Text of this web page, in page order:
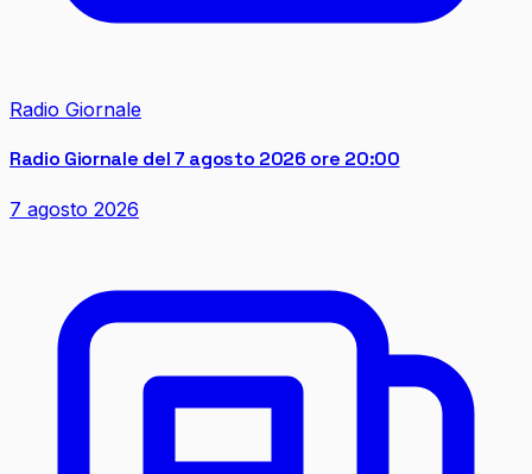
Radio Giornale
Radio Giornale del 7 agosto 2026 ore 20:00
7 agosto 2026